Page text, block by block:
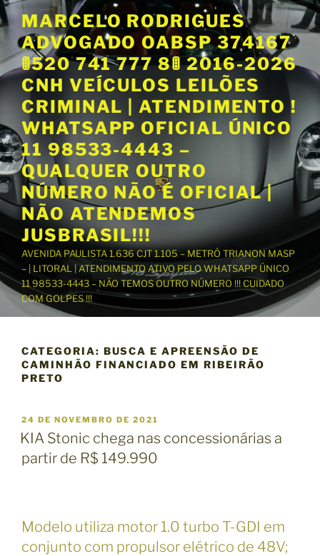
P
u
a
r
r
a
o
c
o
n
t
ú
d
MARCELO RODRIGUES
ADVOGADO OABSP 374167
🚦520 741 777 8🚦 2016-2026
CNH VEÍCULOS LEILÕES
CRIMINAL | ATENDIMENTO !
WHATSAPP OFICIAL ÚNICO
11 98533-4443 –
QUALQUER OUTRO
NÚMERO NÃO É OFICIAL |
NÃO ATENDEMOS
JUSBRASIL!!!
AVENIDA PAULISTA 1.636 CJT 1.105 – METRÔ TRIANON MASP
– | LITORAL | ATENDIMENTO ATIVO PELO WHATSAPP ÚNICO
11 98533-4443 – NÃO TEMOS OUTRO NÚMERO !!! CUIDADO
COM GOLPES !!!
CATEGORIA: BUSCA E APREENSÃO DE
CAMINHÃO FINANCIADO EM RIBEIRÃO
PRETO
P
U
B
L
O
E
M
24 DE NOVEMBRO DE 2021
KIA Stonic chega nas concessionárias a
partir de R$ 149.990
Modelo utiliza motor 1.0 turbo T-GDI em
conjunto com propulsor elétrico de 48V;